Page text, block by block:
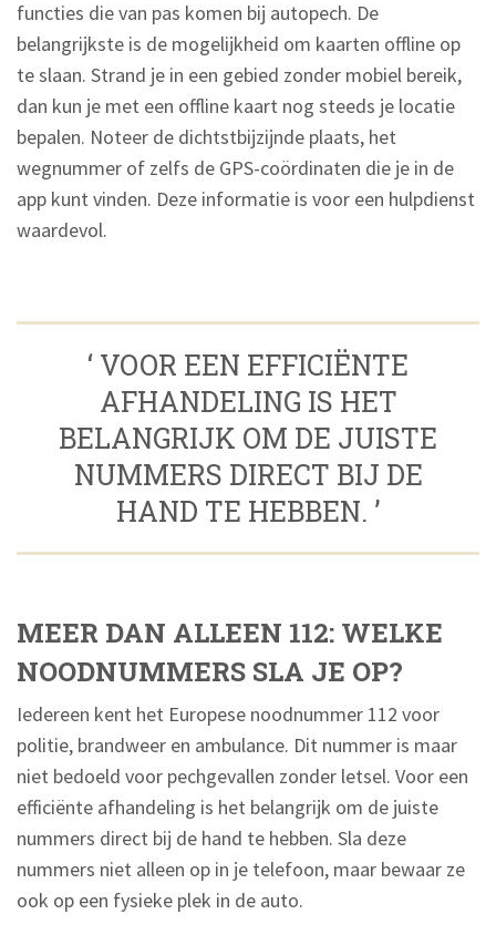
functies die van pas komen bij autopech. De
belangrijkste is de mogelijkheid om kaarten offline op
te slaan. Strand je in een gebied zonder mobiel bereik,
dan kun je met een offline kaart nog steeds je locatie
bepalen. Noteer de dichtstbijzijnde plaats, het
wegnummer of zelfs de GPS-coördinaten die je in de
app kunt vinden. Deze informatie is voor een hulpdienst
waardevol.
‘ VOOR EEN EFFICIËNTE
AFHANDELING IS HET
BELANGRIJK OM DE JUISTE
NUMMERS DIRECT BIJ DE
HAND TE HEBBEN. ’
MEER DAN ALLEEN 112: WELKE
NOODNUMMERS SLA JE OP?
Iedereen kent het Europese noodnummer 112 voor
politie, brandweer en ambulance. Dit nummer is maar
niet bedoeld voor pechgevallen zonder letsel. Voor een
efficiënte afhandeling is het belangrijk om de juiste
nummers direct bij de hand te hebben. Sla deze
nummers niet alleen op in je telefoon, maar bewaar ze
ook op een fysieke plek in de auto.